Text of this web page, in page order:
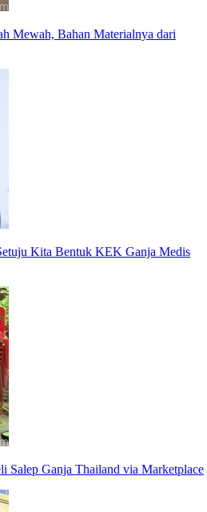
Mewah, Bahan Materialnya dari
Kita Bentuk KEK Ganja Medis
Salep Ganja Thailand via Marketplace